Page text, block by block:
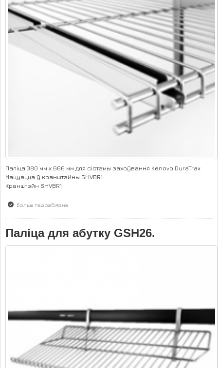
Паліца 380 мм х 666 мм для сістэмы захоўвання Kenovo DuraTrax.
Мацуецца ў кранштэйны SHVBR1.
Кранштэйн SHVBR1 .
Больш падрабязна
Паліца для абутку GSH26.